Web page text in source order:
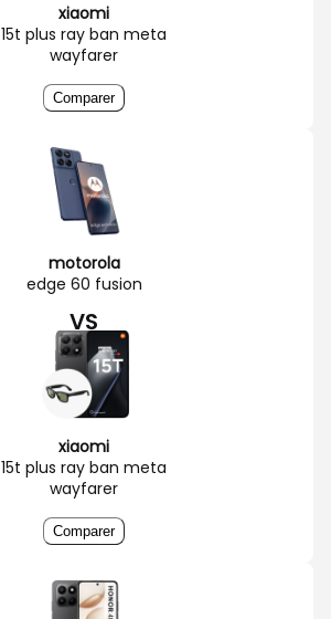
xiaomi
15t plus ray ban meta
wayfarer
Comparer
motorola
edge 60 fusion
VS
xiaomi
15t plus ray ban meta
wayfarer
Comparer